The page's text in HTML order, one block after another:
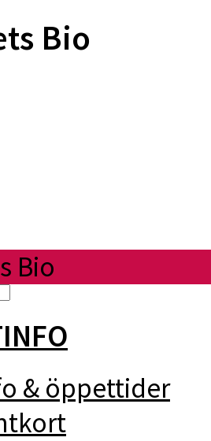
Bio
& öppettider